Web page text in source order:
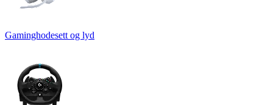
Gaminghodesett og lyd